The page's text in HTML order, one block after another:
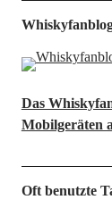
Das
Mobilgeräten
Oft benutzte